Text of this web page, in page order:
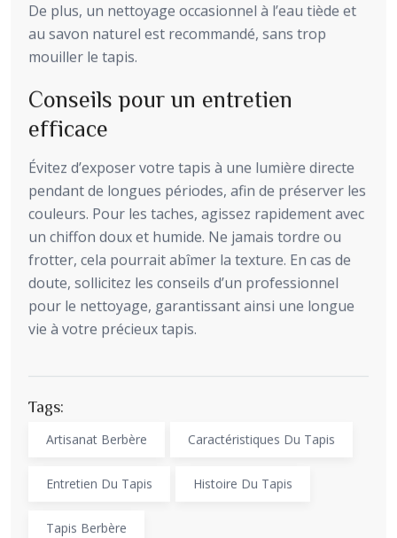
De plus, un nettoyage occasionnel à l’eau tiède et
au savon naturel est recommandé, sans trop
mouiller le tapis.
Conseils pour un entretien
efficace
Évitez d’exposer votre tapis à une lumière directe
pendant de longues périodes, afin de préserver les
couleurs. Pour les taches, agissez rapidement avec
un chiffon doux et humide. Ne jamais tordre ou
frotter, cela pourrait abîmer la texture. En cas de
doute, sollicitez les conseils d’un professionnel
pour le nettoyage, garantissant ainsi une longue
vie à votre précieux tapis.
Tags:
Artisanat Berbère Caractéristiques Du Tapis
Entretien Du Tapis Histoire Du Tapis
Tapis Berbère